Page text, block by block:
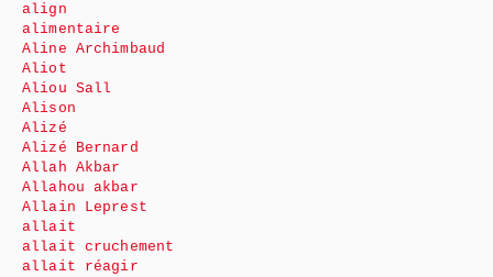
align
alimentaire
Aline Archimbaud
Aliot
Aliou Sall
Alison
Alizé
Alizé Bernard
Allah Akbar
Allahou akbar
Allain Leprest
allait
allait cruchement
allait réagir